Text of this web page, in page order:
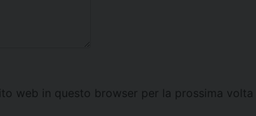
web in questo browser per la prossima